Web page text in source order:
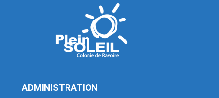
ADMINISTRATION